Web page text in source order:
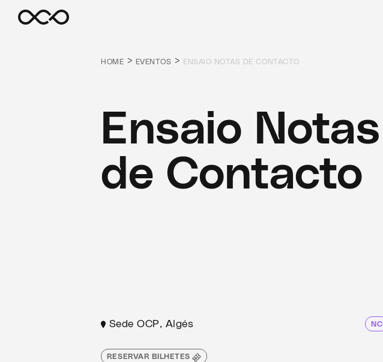
HOME > EVENTOS > ENSAIO NOTAS DE CONTACTO
Ensaio Notas
de Contacto
Sede OCP, Algés NC
RESERVAR BILHETES